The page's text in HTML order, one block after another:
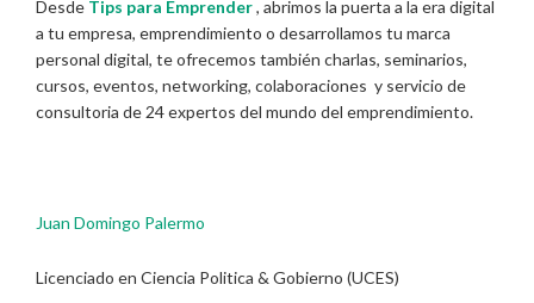
Desde Tips para Emprender, abrimos la puerta a la era digital
a tu empresa, emprendimiento o desarrollamos tu marca
personal digital, te ofrecemos también charlas, seminarios,
cursos, eventos, networking, colaboraciones y servicio de
consultoria de 24 expertos del mundo del emprendimiento.
Juan Domingo Palermo
Licenciado en Ciencia Politica & Gobierno (UCES)